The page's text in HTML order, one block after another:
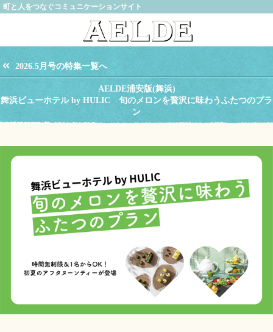
町と人をつなぐコミュニケーションサイト
2026.5月号の特集一覧へ
AELDE浦安版(舞浜)
舞浜ビューホテル by HULIC 旬のメロンを贅沢に味わうふたつのプラ
ン